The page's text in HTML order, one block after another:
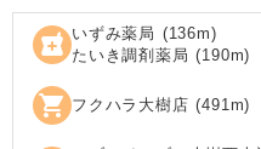
local_pharmacy いずみ薬局 (136m)
たいき調剤薬局 (190m)
shopping_cart フクハラ大樹店 (491 m)